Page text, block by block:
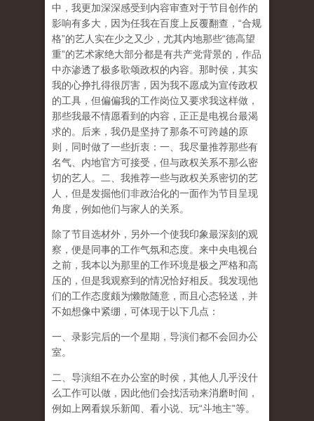
中，我更加深深感受到内容审查对于节目创作的
影响有多大，因为任我在百度上反覆翻查，“合规
格”的艺人实在少之又少，尤其内地那些“德高望
重”的艺术家绝大部分都是有共产党背景的，作品
中亦渗透了极多歌颂政权的内容。那时侯，其实
我的心挣扎得很厉害，因为我不愿成为宣传政权
的工具，但偏偏我的工作岗位又要求我这样做，
那些我最不情愿看到的内容，正正是电视台最渴
求的。后来，我仍是坚持了那条不可跨越的原
则，同时做了一些折衷：一、我尽量推荐那些有
名气、内地官方可接受，但与政权关系不那么密
切的艺人。二、我推荐一些与政权关系密切的艺
人，但是发掘他们非政治化的一面作为节目呈现
角度，例如他们与家人的关系。
除了节目选材外，另外一个使我印象最深刻的观
察，便是同事的工作气氛和态度。来中央电视台
之前，我本以为那里的工作环境是极之严格和高
压的，但是我观察到的情况恰好相反。我发现他
们的工作态度颇为懒散随意，而且心态轻送，并
不如想像中紧绷，可体现于以下几点：
一、录影完后的一个星期，导演们都不会回办公
室。
二、导演组不在办公室的时侯，其他人几乎没什
么工作可以做，因此他们会找活动来消磨时间，
例如上网看娱乐新闻、看小说、玩“斗地主”等。